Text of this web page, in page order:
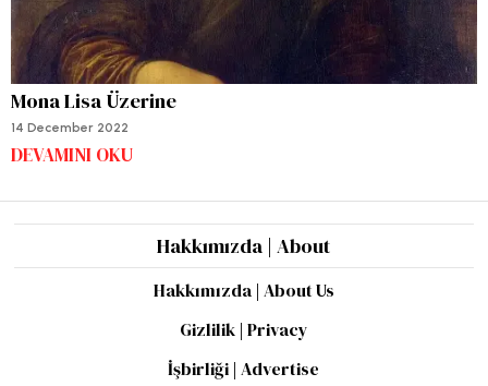
Mona Lisa Üzerine
14 December 2022
DEVAMINI OKU
Hakkımızda | About
Hakkımızda | About Us
Gizlilik | Privacy
İşbirliği | Advertise